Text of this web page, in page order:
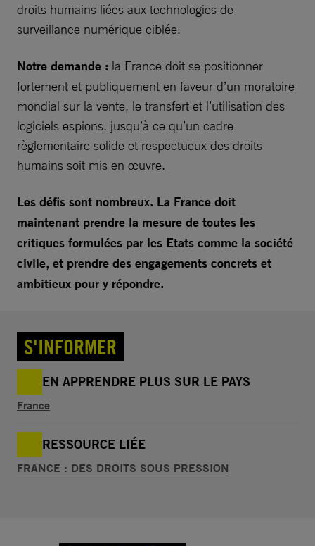
droits humains liées aux technologies de
surveillance numérique ciblée.
Notre demande : la France doit se positionner
fortement et publiquement en faveur d’un moratoire
mondial sur la vente, le transfert et l’utilisation des
logiciels espions, jusqu’à ce qu’un cadre
règlementaire solide et respectueux des droits
humains soit mis en œuvre.
Les défis sont nombreux. La France doit
maintenant prendre la mesure de toutes les
critiques formulées par les Etats comme la société
civile, et prendre des engagements concrets et
ambitieux pour y répondre.
S'INFORMER
EN APPRENDRE PLUS SUR LE PAYS
France
RESSOURCE LIÉE
FRANCE : DES DROITS SOUS PRESSION